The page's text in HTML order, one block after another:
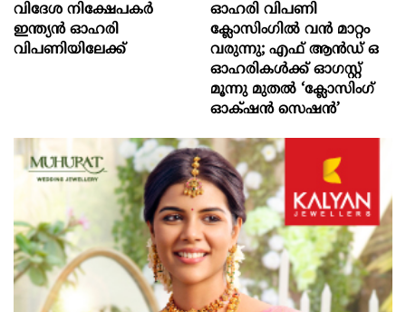
വിദേശ നിക്ഷേപകര്‍
ഇന്ത്യൻ ഓഹരി
വിപണിയിലേക്ക്
ഓഹരി വിപണി
ക്ലോസിംഗിൽ വൻ മാറ്റം
വരുന്നു; എഫ് ആൻഡ് ഒ
ഓഹരികൾക്ക് ഓഗസ്റ്റ്
മൂന്നു മുതൽ ‘ക്ലോസിംഗ്
ഓക്‌ഷൻ സെഷൻ’